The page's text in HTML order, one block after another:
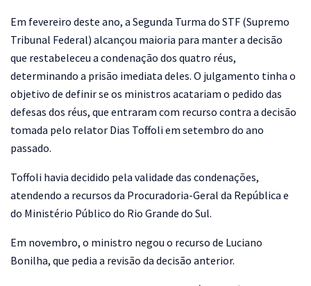
Em fevereiro deste ano, a Segunda Turma do STF (Supremo
Tribunal Federal) alcançou maioria para manter a decisão
que restabeleceu a condenação dos quatro réus,
determinando a prisão imediata deles. O julgamento tinha o
objetivo de definir se os ministros acatariam o pedido das
defesas dos réus, que entraram com recurso contra a decisão
tomada pelo relator Dias Toffoli em setembro do ano
passado.
Toffoli havia decidido pela validade das condenações,
atendendo a recursos da Procuradoria-Geral da República e
do Ministério Público do Rio Grande do Sul.
Em novembro, o ministro negou o recurso de Luciano
Bonilha, que pedia a revisão da decisão anterior.